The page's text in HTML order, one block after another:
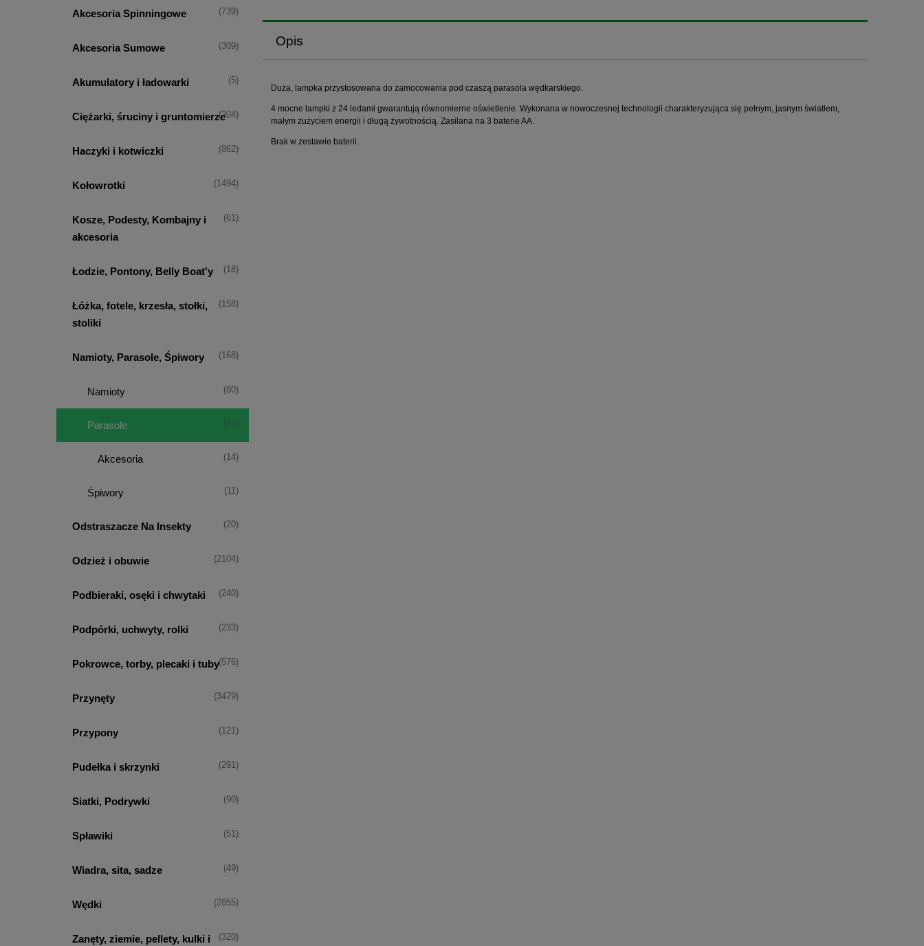
Akcesoria Spinningowe (739)
Akcesoria Sumowe (309)
Akumulatory i ładowarki (5)
Ciężarki, śruciny i gruntomierze(204)
Haczyki i kotwiczki (862)
Kołowrotki (1494)
Kosze, Podesty, Kombajny i
akcesoria
(61)
Łodzie, Pontony, Belly Boat'y (18)
Łóżka, fotele, krzesła, stołki,
stoliki
(158)
Namioty, Parasole, Śpiwory (168)
Namioty (80)
Parasole (77)
Akcesoria (14)
Śpiwory (11)
Odstraszacze Na Insekty (20)
Odzież i obuwie (2104)
Podbieraki, osęki i chwytaki (240)
Podpórki, uchwyty, rolki (233)
Pokrowce, torby, plecaki i tuby(576)
Przynęty (3479)
Przypony (121)
Pudełka i skrzynki (291)
Siatki, Podrywki (90)
Spławiki (51)
Wiadra, sita, sadze (49)
Wędki (2855)
Zanęty, ziemie, pellety, kulki i
(320)
Opis
Duża, lampka przystosowana do zamocowania pod czaszą parasola wędkarskiego.
4 mocne lampki z 24 ledami gwarantują równomierne oświetlenie. Wykonana w nowoczesnej technologii charakteryzująca się pełnym, jasnym światłem,
małym zużyciem energii i długą żywotnością. Zasilana na 3 baterie AA.
Brak w zestawie baterii.